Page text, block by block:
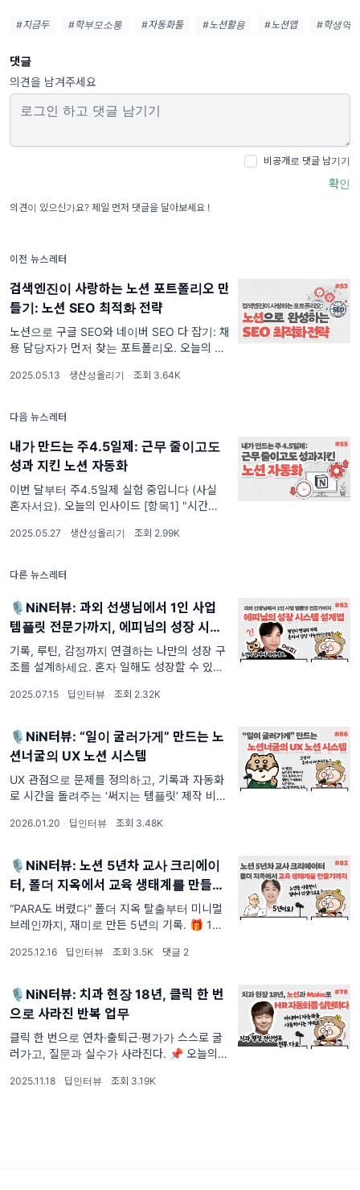
#지금두 #학부모소통 #자동화툴 #노션활용 #노션앱 #학생역
댓글
의견을 남겨주세요
비공개로 댓글 남기기
확인
의견이 있으신가요? 제일 먼저 댓글을 달아보세요 !
이전 뉴스레터
검색엔진이 사랑하는 노션 포트폴리오 만
들기: 노션 SEO 최적화 전략
노션으로 구글 SEO와 네이버 SEO 다 잡기: 채
용 담당자가 먼저 찾는 포트폴리오. 오늘의 인
SEO 최적화 전략 /// [항목1] 노션 포트폴리오
에서 SEO 최적화
2025.05.13 · 생산성올리기 · 조회 3.64K
다음 뉴스레터
내가 만드는 주4.5일제: 근무 줄이고도
성과 지킨 노션 자동화
이번 달부터 주4.5일제 실험 중입니다 (사실
혼자서요). 오늘의 인사이드 [항목1] "시간은
1] 시간을 줄이기 위한 첫 번째 작업: 업무 해체
2025.05.27 · 생산성올리기 · 조회 2.99K
다른 뉴스레터
🎙️NiN터뷰: 과외 선생님에서 1인 사업
템플릿 전문가까지, 에피님의 성장 시스
템 설계법
기록, 루틴, 감정까지 연결하는 나만의 성장 구
조를 설계하세요. 혼자 일해도 성장할 수 있습
으로, 새로운 가능성의 발견 /// [항목2] 과외
관리법 /// [항목3] 학생의 의지를 끌어
2025.07.15 · 딥인터뷰 · 조회 2.32K
🎙NiN터뷰: “일이 굴러가게” 만드는 노
션너굴의 UX 노션 시스템
UX 관점으로 문제를 정의하고, 기록과 자동화
로 시간을 돌려주는 ‘써지는 템플릿’ 제작 비결.
커리어가 바뀌다 /// [항목2] 예쁜 템플릿이 아
시스템 /// [항목3] 한 번
2026.01.20 · 딥인터뷰 · 조회 3.48K
🎙NiN터뷰: 노션 5년차 교사 크리에이
터, 폴더 지옥에서 교육 생태계를 만들기
까지
“PARA도 버렸다” 폴더 지옥 탈출부터 미니멀
브레인까지, 재미로 만든 5년의 기록. 🎁 12월
지 잘 받아보셨나요? 12월에 노션인사이드가
공개하겠습니다!
2025.12.16 · 딥인터뷰 · 조회 3.5K · 댓글 2
🎙NiN터뷰: 치과 현장 18년, 클릭 한 번
으로 사라진 반복 업무
클릭 한 번으로 연차·출퇴근·평가가 스스로 굴
러가고, 질문과 실수가 사라진다. 📌 오늘의 인
을까 — 변화를 결심한 이유 /// [항목2] 클릭
2025.11.18 · 딥인터뷰 · 조회 3.19K